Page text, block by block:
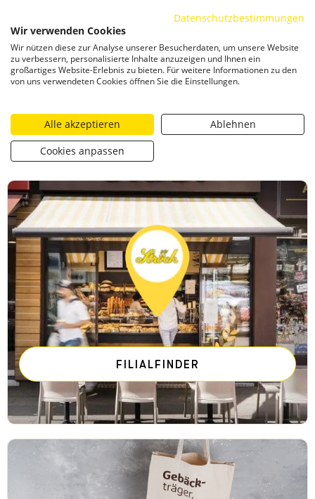
https://stroeck.at/filialen/stroeck-kaisermuehlen/
Toogle share
CATEGORIZED AS
13. FEBRUAR 2024 22:38
Ströck – Kaisermühlen
FILIALFINDER
Datenschutzbestimmungen
Wir verwenden Cookies
Wir nützen diese zur Analyse unserer Besucherdaten, um unsere Website
zu verbessern, personalisierte Inhalte anzuzeigen und Ihnen ein
großartiges Website-Erlebnis zu bieten. Für weitere Informationen zu den
von uns verwendeten Cookies öffnen Sie die Einstellungen.
Alle akzeptieren
Ablehnen
Cookies anpassen